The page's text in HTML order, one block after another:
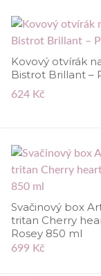
Kovový otvírák
Bistrot Brillant –
624 Kč
Svačinový box
tritan Cherry
Rosey 850 ml
699 Kč